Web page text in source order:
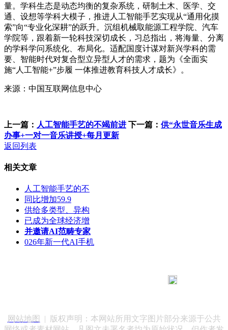
量。学科生态是动态均衡的复杂系统，研制土木、医学、交
通、设想等学科大模子，推进人工智能手艺实现从“通用化摸
索”向“专业化深耕”的跃升。沉组机械取能源工程学院、汽车
学院等，跟着新一轮科技深切成长，习总指出，将海量、分离
的学科学问系统化、布局化。适配国度计谋对新兴学科的需
要、智能时代对复合型立异型人才的需求，题为《全面实
施“人工智能+”步履 一体推进教育科技人才成长》。
来源：中国互联网信息中心
上一篇： 人工智能手艺的不竭前进 下一篇： 供“永世音乐生成
办事+一对一音乐讲授+每月更新
返回列表
相关文章
人工智能手艺的不
同比增加59.9
供给多类型、异构
已成为全球经济增
并邀请AI范畴专家
026年新一代AI手机
网站地图
| 版权声明：本网站所用文字图片部分来源于公共